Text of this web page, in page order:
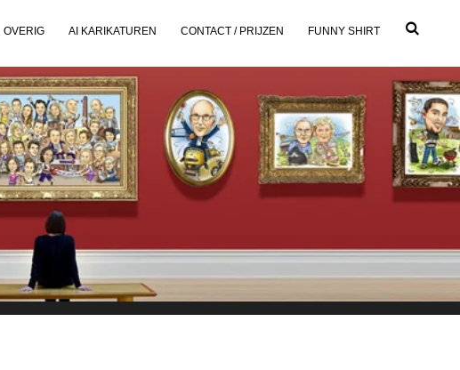
OVERIG AI KARIKATUREN CONTACT / PRIJZEN FUNNY SHIRT